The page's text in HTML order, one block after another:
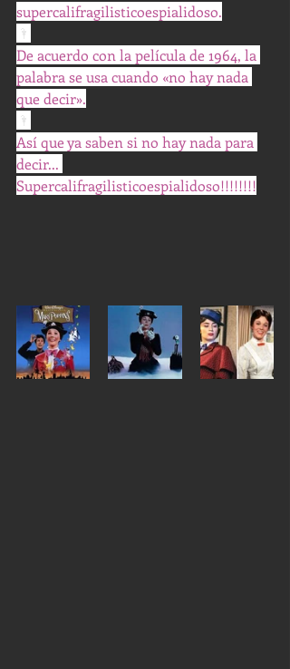
supercalifragilisticoespialidoso.
De acuerdo con la película de 1964, la
palabra se usa cuando «no hay nada
que decir».
Así que ya saben si no hay nada para
decir...
Supercalifragilisticoespialidoso!!!!!!!!